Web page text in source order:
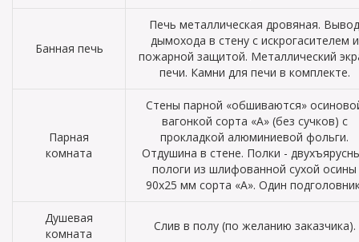
Банная печь
Печь металлическая дровяная. Вывод
дымохода в стену с искрогасителем и
пожарной защитой. Металлический
печи. Камни для печи в комплекте.
Парная
комната
Стены парной «обшиваются»
вагонкой сорта «А» (без сучков) с
прокладкой алюминиевой фольги.
Отдушина в стене. Полки -
пологи из шлифованной сухой осины
90х25 мм сорта «А». Один
Душевая
комната
Слив в полу (по желанию заказчика).